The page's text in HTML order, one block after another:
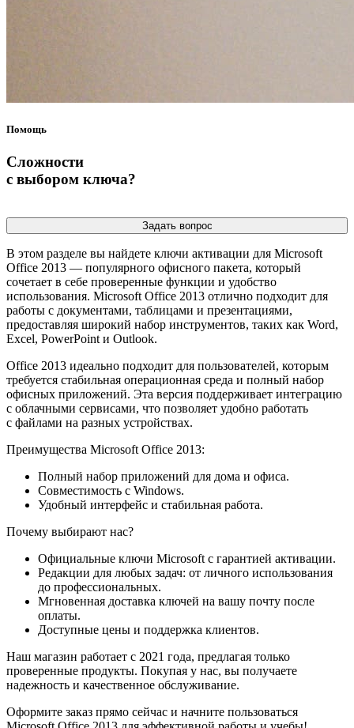
Помощь
Cложности
с выбором ключа?
Задать вопрос
В этом разделе вы найдете ключи активации для Microsoft
Office 2013 — популярного офисного пакета, который
сочетает в себе проверенные функции и удобство
использования. Microsoft Office 2013 отлично подходит для
работы с документами, таблицами и презентациями,
предоставляя широкий набор инструментов, таких как Word,
Excel, PowerPoint и Outlook.
Office 2013 идеально подходит для пользователей, которым
требуется стабильная операционная среда и полный набор
офисных приложений. Эта версия поддерживает интеграцию
с облачными сервисами, что позволяет удобно работать
с файлами на разных устройствах.
Преимущества Microsoft Office 2013:
Полный набор приложений для дома и офиса.
Совместимость с Windows.
Удобный интерфейс и стабильная работа.
Почему выбирают нас?
Официальные ключи Microsoft с гарантией активации.
Редакции для любых задач: от личного использования
до профессиональных.
Мгновенная доставка ключей на вашу почту после
оплаты.
Доступные цены и поддержка клиентов.
Наш магазин работает с 2021 года, предлагая только
проверенные продукты. Покупая у нас, вы получаете
надежность и качественное обслуживание.
Оформите заказ прямо сейчас и начните пользоваться